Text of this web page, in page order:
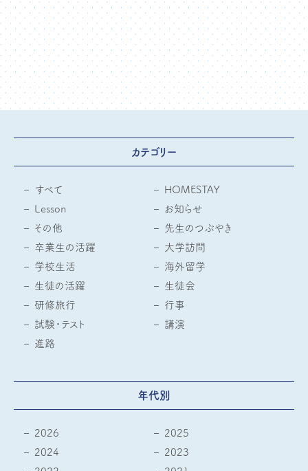
カテゴリー
すべて
HOMESTAY
Lesson
お知らせ
その他
先生のつぶやき
卒業生の活躍
大学訪問
学校生活
海外留学
生徒の活躍
生徒会
研修旅行
行事
試験・テスト
講演
進路
年代別
2026
2025
2024
2023